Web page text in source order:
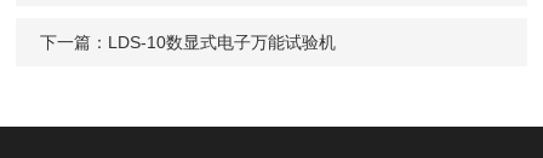
下一篇： LDS-10数显式电子万能试验机